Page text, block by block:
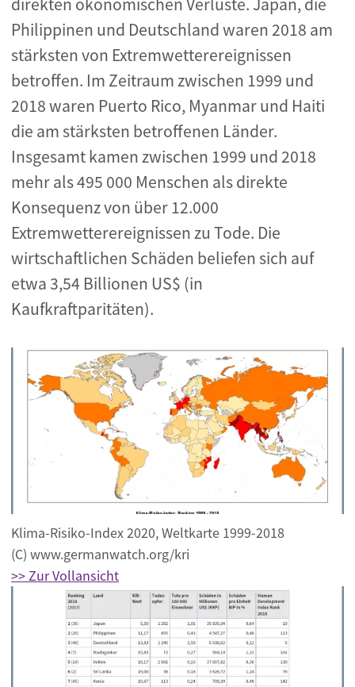
direkten ökonomischen Verluste. Japan, die
Philippinen und Deutschland waren 2018 am
stärksten von Extremwetterereignissen
betroffen. Im Zeitraum zwischen 1999 und
2018 waren Puerto Rico, Myanmar und Haiti
die am stärksten betroffenen Länder.
Insgesamt kamen zwischen 1999 und 2018
mehr als 495 000 Menschen als direkte
Konsequenz von über 12.000
Extremwetterereignissen zu Tode. Die
wirtschaftlichen Schäden beliefen sich auf
etwa 3,54 Billionen US$ (in
Kaufkraftparitäten).
Klima-Risiko-Index 2020, Weltkarte 1999-2018
(C) www.germanwatch.org/kri
>> Zur Vollansicht